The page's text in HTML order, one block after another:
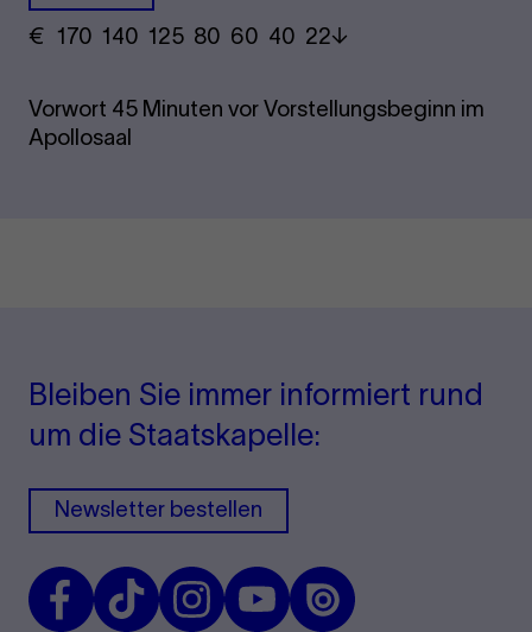
€ ​ 170 140 125​ 80 60 40​ 22
Vorwort 45 Minuten vor Vorstellungsbeginn im
Apollosaal
Bleiben Sie immer informiert rund
um die Staatskapelle:
Newsletter bestellen
FacebookTikTok InstagramYoutubeIssuu